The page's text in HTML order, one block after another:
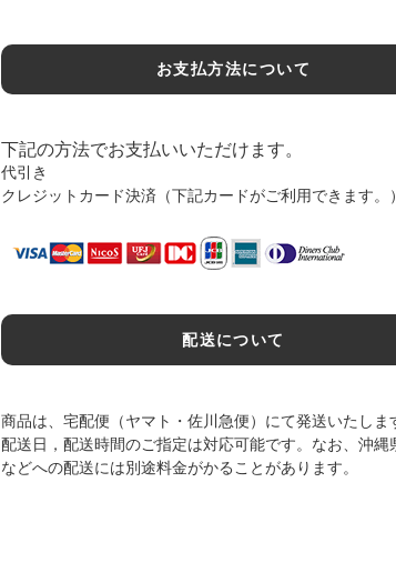
お支払方法について
下記の方法でお支払いいただけます。
代引き
クレジットカード決済（下記カードがご利用できます。）
配送について
商品は、宅配便（ヤマト・佐川急便）にて発送いたしま
配送日，配送時間のご指定は対応可能です。なお、沖縄
などへの配送には別途料金がかることがあります。